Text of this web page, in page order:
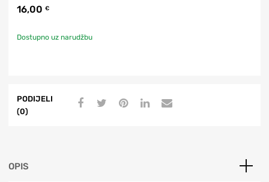
16,00 €
Dostupno uz narudžbu
PODIJELI
(0)
OPIS